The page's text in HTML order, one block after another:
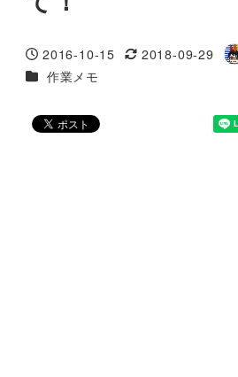
投稿日
2016-10-15
更新日
2018-09-29
著
カテゴリー
作業メモ